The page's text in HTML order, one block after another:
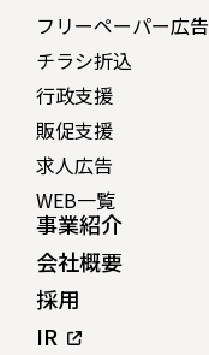
フリーペーパー広告
チラシ折込
行政支援
販促支援
求人広告
WEB一覧
事業紹介
会社概要
採用
IR